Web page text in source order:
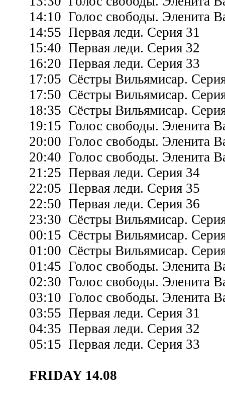
14:10 Голос свободы. Эленита
14:55 Первая леди. Серия 31
15:40 Первая леди. Серия 32
16:20 Первая леди. Серия 33
17:05 Сёстры Вильямисар.
17:50 Сёстры Вильямисар.
18:35 Сёстры Вильямисар.
19:15 Голос свободы. Эленита
20:00 Голос свободы. Эленита
20:40 Голос свободы. Эленита
21:25 Первая леди. Серия 34
22:05 Первая леди. Серия 35
22:50 Первая леди. Серия 36
23:30 Сёстры Вильямисар.
00:15 Сёстры Вильямисар.
01:00 Сёстры Вильямисар.
01:45 Голос свободы. Эленита
02:30 Голос свободы. Эленита
03:10 Голос свободы. Эленита
03:55 Первая леди. Серия 31
04:35 Первая леди. Серия 32
05:15 Первая леди. Серия 33
FRIDAY 14.08